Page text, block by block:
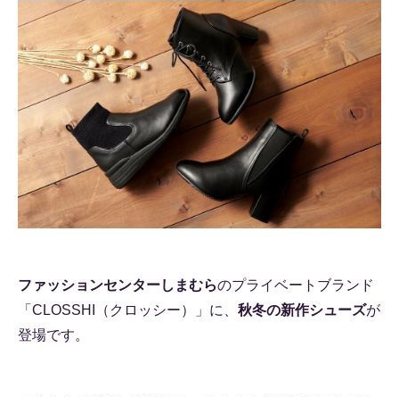
ファッションセンターしまむらのプライベートブランド
「CLOSSHI（クロッシー）」に、 秋冬の新作シューズが
登場です。